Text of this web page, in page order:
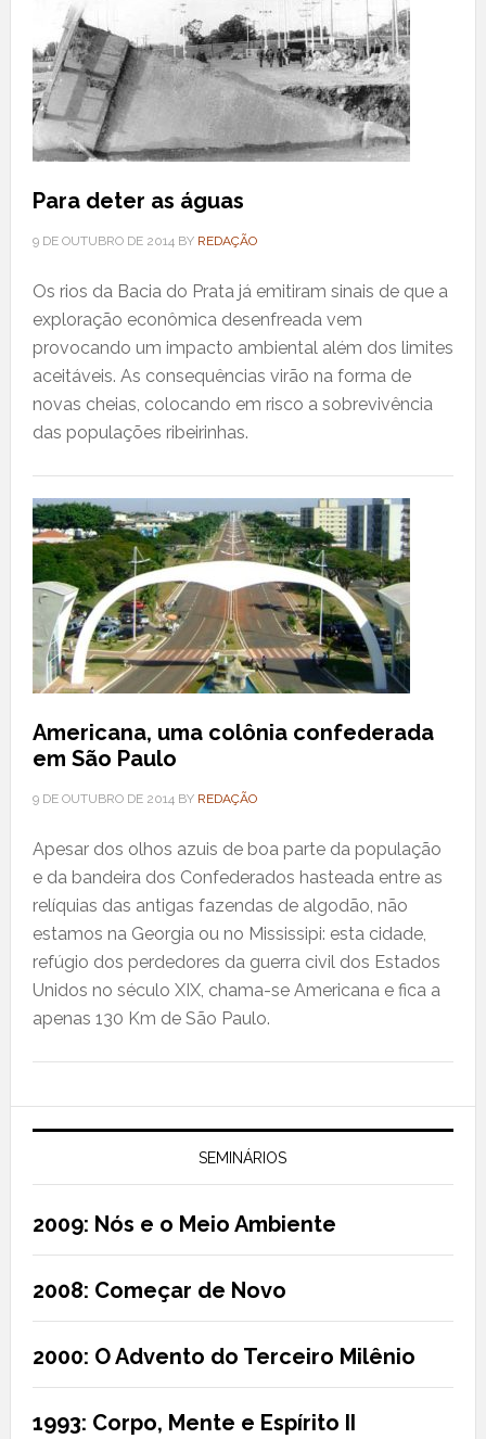
Para deter as águas
9 DE OUTUBRO DE 2014BY REDAÇÃO
Os rios da Bacia do Prata já emitiram sinais de que a
exploração econômica desenfreada vem
provocando um impacto ambiental além dos limites
aceitáveis. As consequências virão na forma de
novas cheias, colocando em risco a sobrevivência
das populações ribeirinhas.
Americana, uma colônia confederada
em São Paulo
9 DE OUTUBRO DE 2014BY REDAÇÃO
Apesar dos olhos azuis de boa parte da população
e da bandeira dos Confederados hasteada entre as
relíquias das antigas fazendas de algodão, não
estamos na Georgia ou no Mississipi: esta cidade,
refúgio dos perdedores da guerra civil dos Estados
Unidos no século XIX, chama-se Americana e fica a
apenas 130 Km de São Paulo.
SEMINÁRIOS
2009: Nós e o Meio Ambiente
2008: Começar de Novo
2000: O Advento do Terceiro Milênio
1993: Corpo, Mente e Espírito II